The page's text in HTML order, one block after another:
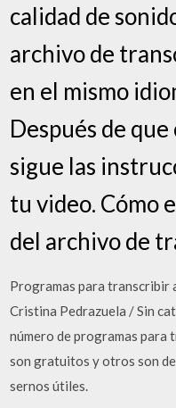
calidad de
archivo de
en el mismo
Después de
sigue las
tu video. Cómo
del archivo de
Programas para transcribir
Cristina Pedrazuela / Sin
número de programas
son gratuitos y otros son
sernos útiles.